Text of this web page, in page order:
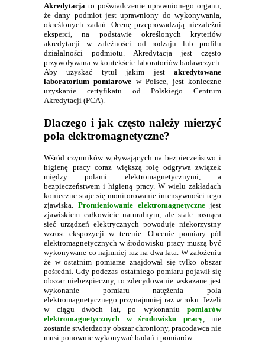
Akredytacja to poświadczenie uprawnionego organu,
że dany podmiot jest uprawniony do wykonywania,
określonych zadań. Ocenę przeprowadzają niezależni
eksperci, na podstawie określonych kryteriów
akredytacji w zależności od rodzaju lub profilu
działalności podmiotu. Akredytacja jest często
przywoływana w kontekście laboratoriów badawczych.
Aby uzyskać tytuł jakim jest akredytowane
laboratorium pomiarowe w Polsce, jest konieczne
uzyskanie certyfikatu od Polskiego Centrum
Akredytacji (PCA).
Dlaczego i jak często należy mierzyć
pola elektromagnetyczne?
Wśród czynników wpływających na bezpieczeństwo i
higienę pracy coraz większą rolę odgrywa związek
między polami elektromagnetycznymi, a
bezpieczeństwem i higieną pracy. W wielu zakładach
konieczne staje się monitorowanie intensywności tego
zjawiska. Promieniowanie elektromagnetyczne jest
zjawiskiem całkowicie naturalnym, ale stale rosnąca
sieć urządzeń elektrycznych powoduje niekorzystny
wzrost ekspozycji w terenie. Obecnie pomiary pól
elektromagnetycznych w środowisku pracy muszą być
wykonywane co najmniej raz na dwa lata. W założeniu
że w ostatnim pomiarze znajdował się tylko obszar
pośredni. Gdy podczas ostatniego pomiaru pojawił się
obszar niebezpieczny, to zdecydowanie wskazane jest
wykonanie pomiaru natężenia pola
elektromagnetycznego przynajmniej raz w roku. Jeżeli
w ciągu dwóch lat, po wykonaniu pomiarów
elektromagnetycznych w środowisku pracy, nie
zostanie stwierdzony obszar chroniony, pracodawca nie
musi ponownie wykonywać badań i pomiarów.